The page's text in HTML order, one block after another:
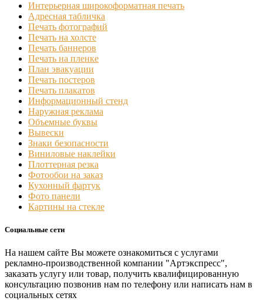
Интерьерная широкоформатная печать
Адресная табличка
Печать фотографий
Печать на холсте
Печать баннеров
Печать на пленке
План эвакуации
Печать постеров
Печать плакатов
Информационный стенд
Наружная реклама
Объемные буквы
Вывески
Знаки безопасности
Виниловые наклейки
Плоттерная резка
Фотообои на заказ
Кухонный фартук
Фото панели
Картины на стекле
Социальные сети
На нашем сайте Вы можете ознакомиться с услугами
рекламно-производственной компании "Артэкспресс",
заказать услугу или товар, получить квалифицированную
консультацию позвонив нам по телефону или написать нам в
социальных сетях